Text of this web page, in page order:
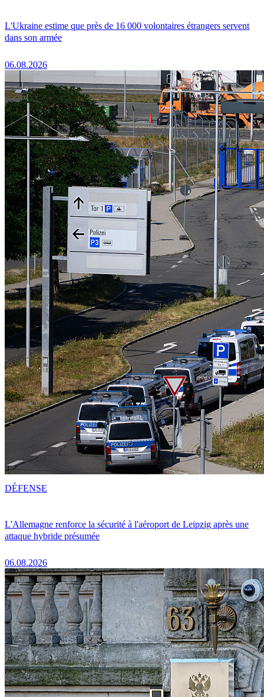
L'Ukraine estime que près de 16 000 volontaires étrangers servent
dans son armée
06.08.2026
L'Allemagne renforce la sécurité à l'aéroport de Leipzig après une
attaque hybride présumée
06.08.2026
DÉFENSE